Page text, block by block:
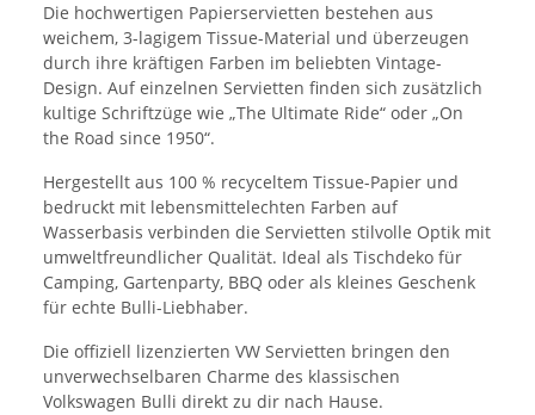
Die hochwertigen Papierservietten bestehen aus
weichem, 3-lagigem Tissue-Material und überzeugen
durch ihre kräftigen Farben im beliebten Vintage-
Design. Auf einzelnen Servietten finden sich zusätzlich
kultige Schriftzüge wie „The Ultimate Ride“ oder „On
the Road since 1950“.
Hergestellt aus 100 % recyceltem Tissue-Papier und
bedruckt mit lebensmittelechten Farben auf
Wasserbasis verbinden die Servietten stilvolle Optik mit
umweltfreundlicher Qualität. Ideal als Tischdeko für
Camping, Gartenparty, BBQ oder als kleines Geschenk
für echte Bulli-Liebhaber.
Die offiziell lizenzierten VW Servietten bringen den
unverwechselbaren Charme des klassischen
Volkswagen Bulli direkt zu dir nach Hause.